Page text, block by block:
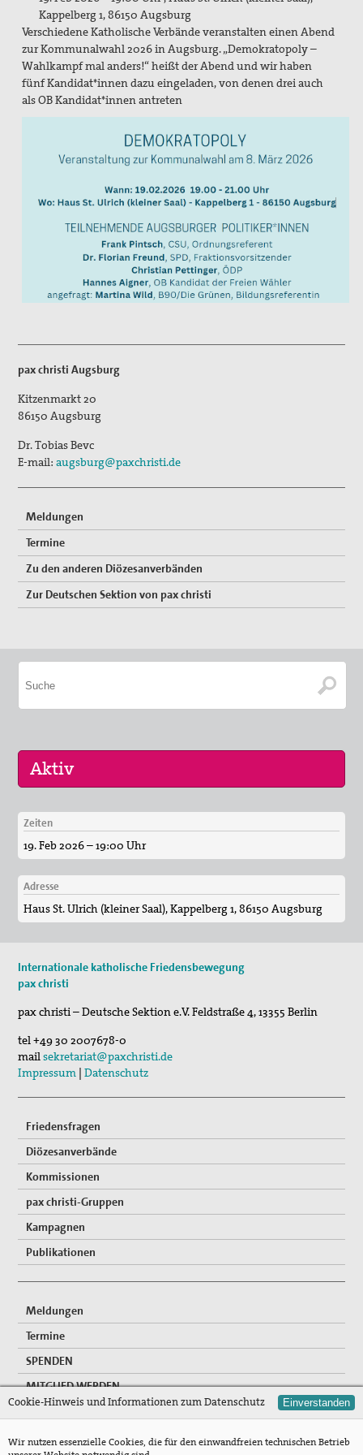
Aktivitäten/ Kampagnen/ Schwerpunkte
Aktion Aufschrei
Den Staat Palästina anerkennen!
Begleitung bei Gewissensfragen zum neuen Wehrdienst,
KDV Beratung
friedens räume
Leitungsteam
Ehrenamtliche
Pädagogisches Konzept
Erklärungen
Lobbyarbeit
Spiritualität
Ulrichsfriedensgottesdienst
Friedensgebete
Max Josef Metzger-Gedenken
Presse
Vernetzung
Spenden
Gewissensberatung zu Fragen im Kontext des neuen
Wehrdienstes, KDV-Beratung
Suche
Kappelberg 1, 86150 Augsburg
Verschiedene Katholische Verbände veranstalten einen Abend
zur Kommunalwahl 2026 in Augsburg. „Demokratopoly –
Wahlkampf mal anders!“ heißt der Abend und wir haben
fünf Kandidat*innen dazu eingeladen, von denen drei auch
als OB Kandidat*innen antreten
pax christi Augsburg
Kitzenmarkt 20
86150 Augsburg
Dr. Tobias Bevc
E-mail:augsburg@paxchristi.de
Meldungen
Termine
Zu den anderen Diözesanverbänden
Zur Deutschen Sektion von pax christi
16. Sep 2026
„Menschen der Gewaltfreiheit – erinnert in Ze…
17. Sep 2026
Roter Faden Frieden-Generationsübergreifende …
Zeiten
19. Feb 2026 – 19:00 Uhr
Adresse
Haus St. Ulrich (kleiner Saal), Kappelberg 1, 86150 Augsburg
Internationale katholische Friedensbewegung
pax christi
pax christi – Deutsche Sektion e.V.Feldstraße 4,13355 Berlin
tel+49 30 2007678-0
mailsekretariat@paxchristi.de
Impressum |Datenschutz
Friedensfragen
Diözesanverbände
Kommissionen
pax christi-Gruppen
Kampagnen
Publikationen
Meldungen
Termine
SPENDEN
MITGLIED WERDEN
NEWSLETTER
Cookie-Hinweis und Informationen zum Datenschutz Einverstanden
Wir nutzen essenzielle Cookies, die für den einwandfreien technischen Betrieb